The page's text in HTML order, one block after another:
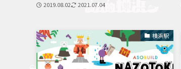
2019.08.02 2021.07.04
横浜駅